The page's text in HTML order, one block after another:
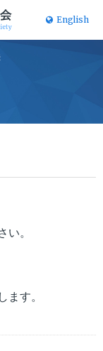
English
い。
ます。